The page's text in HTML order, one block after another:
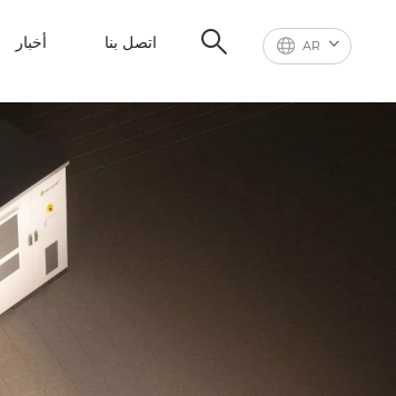
AR أخبار اتصل بنا